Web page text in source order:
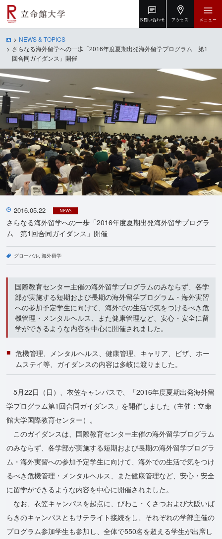
お問い合わせ アクセス メニュー
NEWS & TOPICS
さらなる海外留学への一歩「2016年度夏期出発海外留学プログラム 第1
回合同ガイダンス」開催
2016.05.22 NEWS
さらなる海外留学への一歩「2016年度夏期出発海外留学プログラ
ム 第1回合同ガイダンス」開催
グローバル 海外留学
国際教育センター主催の海外留学プログラムのみならず、各学
部が実施する短期および長期の海外留学プログラム・海外実習
への参加予定学生に向けて、海外での生活で気をつけるべき危
機管理・メンタルヘルス、また健康管理など、安心・安全に留
学ができるような内容を中心に開催されました。
危機管理、メンタルヘルス、健康管理、キャリア、ビザ、ホー
ムステイ等、ガイダンスの内容は多岐に渡りました。
5月22日（日）、衣笠キャンパスで、「2016年度夏期出発海外留
学プログラム第1回合同ガイダンス」を開催しました（主催：立命
館大学国際教育センター）。
このガイダンスは、国際教育センター主催の海外留学プログラム
のみならず、各学部が実施する短期および長期の海外留学プログラ
ム・海外実習への参加予定学生に向けて、海外での生活で気をつけ
るべき危機管理・メンタルヘルス、また健康管理など、安心・安全
に留学ができるような内容を中心に開催されました。
なお、衣笠キャンパスを起点に、びわこ・くさつおよび大阪いば
らきのキャンパスともサテライト接続をし、それぞれの学部主催の
プログラム参加学生も参加し、全体で550名を超える学生が出席し